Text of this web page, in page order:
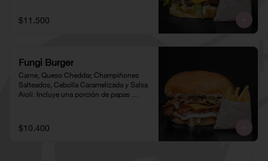
$11.500
Fungi Burger
Carne, Queso Cheddar, Champiñones
Salteados, Cebolla Caramelizada y Salsa
Aioli. Incluye una porción de papas
$10.400